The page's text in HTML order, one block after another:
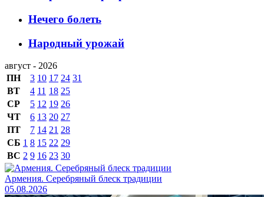
Нечего болеть
Народный урожай
август - 2026
ПН
3 10 17 24 31
ВТ
4 11 18 25
СР
5 12 19 26
ЧТ
6 13 20 27
ПТ
7 14 21 28
СБ 1 8 15 22 29
ВС 2 9 16 23 30
Армения. Серебряный блеск традиции
05.08.2026